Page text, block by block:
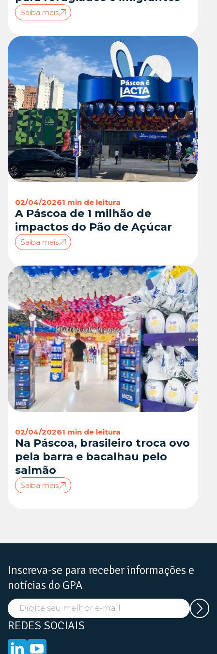
Saiba mais
02/04/20261 min de leitura
A Páscoa de 1 milhão de
impactos do Pão de Açúcar
Saiba mais
02/04/20261 min de leitura
Na Páscoa, brasileiro troca ovo
pela barra e bacalhau pelo
salmão
Saiba mais
Inscreva-se para receber informações e
notícias do GPA
REDES SOCIAIS